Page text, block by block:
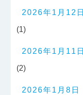
2026年1月12日
(1)
2026年1月11日
(2)
2026年1月8日